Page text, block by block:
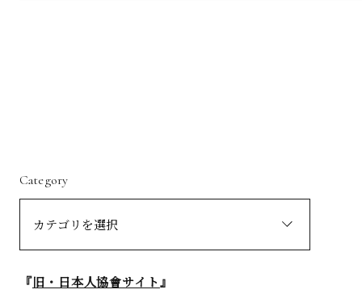
Category
『旧・日本人協會サイト』